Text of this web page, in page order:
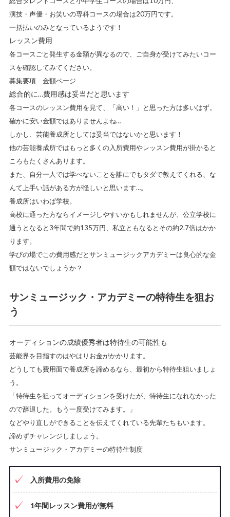
演技・声優・お笑いの専科コースの場合は20万円です。
一括払いのみとなっているようです！
レッスン費用
各コースごと発生する金額が異なるので、ご自身が受けてみたいコー
スを確認してみてください。
募集要項 金額ページ
総合的に…費用感は妥当だと思います
各コースのレッスン費用を見て、「高い！」と思った方は多いはず。
確かに安い金額ではありませんよね…
しかし、芸能養成所としては妥当ではないかと思います！
他の芸能養成所ではもっと多くの入所費用やレッスン費用が掛かると
ころもたくさんあります。
また、自分一人では学べないことを誰にでもタダで教えてくれる、な
んて上手い話がある方が怪しいと思います…。
養成所はいわば学校。
高校に通った方ならイメージしやすいかもしれませんが、公立学校に
通うとなると3年間で約135万円、私立ともなるとその約2.7倍はかか
ります。
学びの場でこの費用感だとサンミュージックアカデミーは良心的な金
額ではないでしょうか？
サンミュージック・アカデミーの特待生を狙お
う
オーディションの成績優秀者は特待生の可能性も
芸能界を目指すのはやはりお金がかかります。
どうしても費用面で養成所を諦めるなら、最初から特待生狙いましょ
う。
「特待生を狙ってオーディションを受けたが、特待生になれなかった
ので辞退した。もう一度受けてみます。」
などやり直しができることを伝えてくれている先輩たちもいます。
諦めずチャレンジしましょう。
サンミュージック・アカデミーの特待生制度
入所費用の免除
1年間レッスン費用が無料